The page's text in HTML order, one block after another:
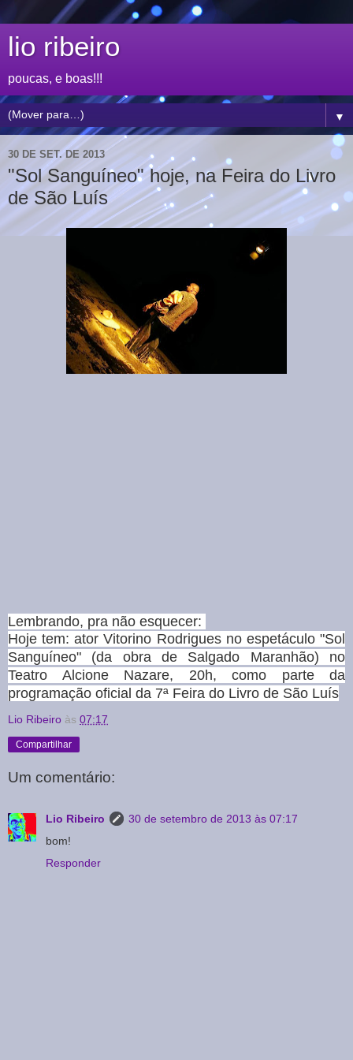
lio ribeiro
poucas, e boas!!!
▼
30 DE SET. DE 2013
"Sol Sanguíneo" hoje, na Feira do Livro
de São Luís
Lembrando, pra não esquecer:
Hoje tem: ator Vitorino Rodrigues no espetáculo "Sol
Sanguíneo" (da obra de Salgado Maranhão) no
Teatro Alcione Nazare, 20h, como parte da
programação oficial da 7ª Feira do Livro de São Luís
Lio Ribeiro às 07:17
Compartilhar
Um comentário:
Lio Ribeiro
30 de setembro de 2013 às 07:17
bom!
Responder